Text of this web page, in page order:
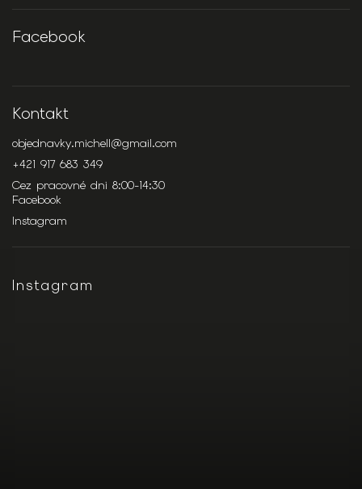
Facebook
Kontakt
objednavky.michell@gmail.com
+421 917 683 349
Cez pracovné dni 8:00-14:30
Facebook
Instagram
Instagram